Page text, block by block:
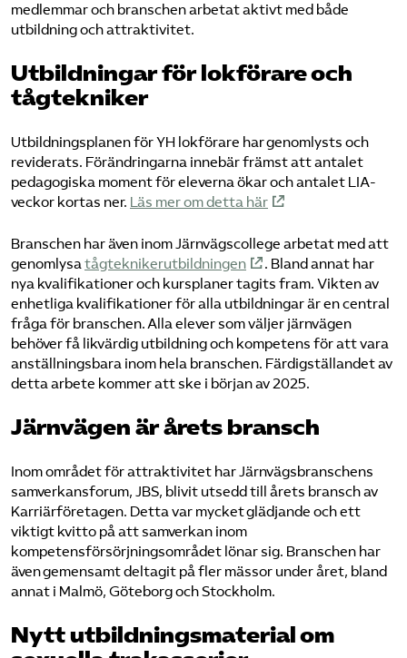
medlemmar och branschen arbetat aktivt med både
utbildning och attraktivitet.
Utbildningar för lokförare och
tågtekniker
Utbildningsplanen för YH lokförare har genomlysts och
reviderats. Förändringarna innebär främst att antalet
pedagogiska moment för eleverna ökar och antalet LIA-
veckor kortas ner. Läs mer om detta här
Branschen har även inom Järnvägscollege arbetat med att
genomlysatågteknikerutbildningen
. Bland annat har
nya kvalifikationer och kursplaner tagits fram. Vikten av
enhetliga kvalifikationer för alla utbildningar är en central
fråga för branschen. Alla elever som väljer järnvägen
behöver få likvärdig utbildning och kompetens för att vara
anställningsbara inom hela branschen. Färdigställandet av
detta arbete kommer att ske i början av 2025.
Järnvägen är årets bransch
Inom området för attraktivitet har Järnvägsbranschens
samverkansforum, JBS, blivit utsedd till årets bransch av
Karriärföretagen. Detta var mycket glädjande och ett
viktigt kvitto på att samverkan inom
kompetensförsörjningsområdet lönar sig. Branschen har
även gemensamt deltagit på fler mässor under året, bland
annat i Malmö, Göteborg och Stockholm.
Nytt utbildningsmaterial om